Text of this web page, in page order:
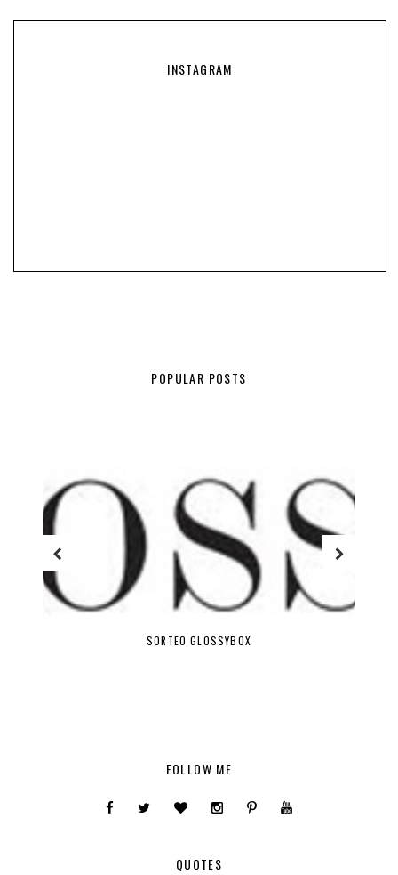
INSTAGRAM
POPULAR POSTS
SORTEO GLOSSYBOX
FOLLOW ME
QUOTES